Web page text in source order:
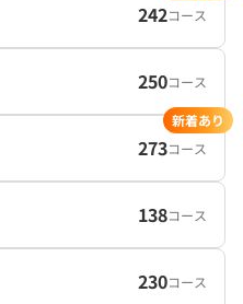
242コース
250コース
273コース
新着あり
138コース
230コース